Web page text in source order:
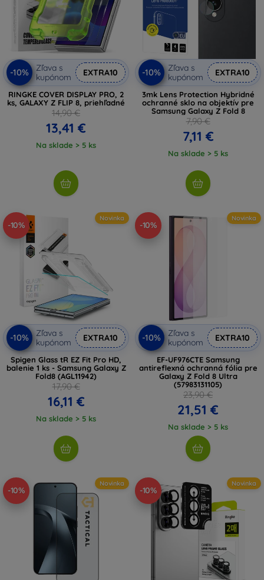
-10%
Zľava s
kupónom
EXTRA10
RINGKE COVER DISPLAY PRO, 2
ks, GALAXY Z FLIP 8, priehľadné
14,90 €
13,41 €
Na sklade > 5 ks
-10%
Zľava s
kupónom
EXTRA10
3mk Lens Protection Hybridné
ochranné sklo na objektív pre
Samsung Galaxy Z Fold 8
7,90 €
7,11 €
Na sklade > 5 ks
-10%
Novinka
-10%
Zľava s
kupónom
EXTRA10
Spigen Glass tR EZ Fit Pro HD,
balenie 1 ks - Samsung Galaxy Z
Fold8 (AGL11942)
17,90 €
16,11 €
Na sklade > 5 ks
-10%
Novinka
-10%
Zľava s
kupónom
EXTRA10
EF-UF976CTE Samsung
antireflexná ochranná fólia pre
Galaxy Z Fold 8 Ultra
(57983131105)
23,90 €
21,51 €
Na sklade > 5 ks
-10%
Novinka
-10%
Novinka